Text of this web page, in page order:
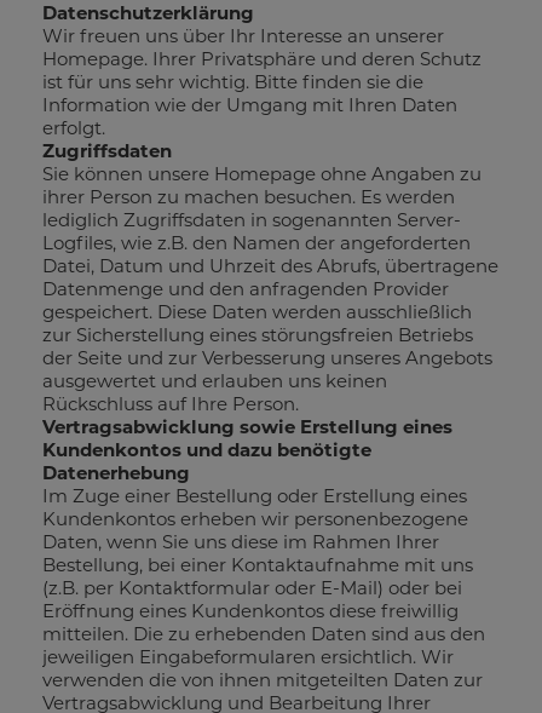
Datenschutzerklärung
Wir freuen uns über Ihr Interesse an unserer
Homepage. Ihrer Privatsphäre und deren Schutz
ist für uns sehr wichtig. Bitte finden sie die
Information wie der Umgang mit Ihren Daten
erfolgt.
Zugriffsdaten
Sie können unsere Homepage ohne Angaben zu
ihrer Person zu machen besuchen. Es werden
lediglich Zugriffsdaten in sogenannten Server-
Logfiles, wie z.B. den Namen der angeforderten
Datei, Datum und Uhrzeit des Abrufs, übertragene
Datenmenge und den anfragenden Provider
gespeichert. Diese Daten werden ausschließlich
zur Sicherstellung eines störungsfreien Betriebs
der Seite und zur Verbesserung unseres Angebots
ausgewertet und erlauben uns keinen
Rückschluss auf Ihre Person.
Vertragsabwicklung sowie Erstellung eines
Kundenkontos und dazu benötigte
Datenerhebung
Im Zuge einer Bestellung oder Erstellung eines
Kundenkontos erheben wir personenbezogene
Daten, wenn Sie uns diese im Rahmen Ihrer
Bestellung, bei einer Kontaktaufnahme mit uns
(z.B. per Kontaktformular oder E-Mail) oder bei
Eröffnung eines Kundenkontos diese freiwillig
mitteilen. Die zu erhebenden Daten sind aus den
jeweiligen Eingabeformularen ersichtlich. Wir
verwenden die von ihnen mitgeteilten Daten zur
Vertragsabwicklung und Bearbeitung Ihrer